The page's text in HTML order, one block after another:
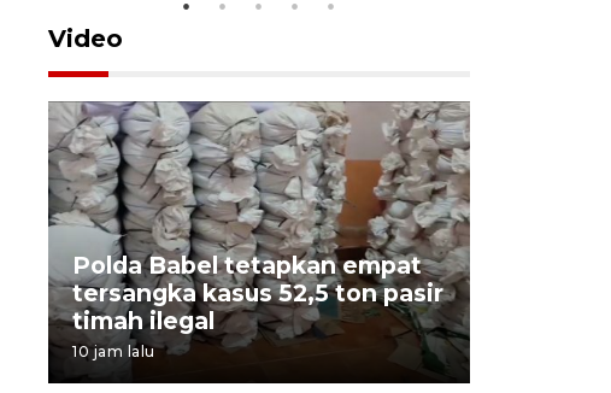
Video
Polda Babel tetapkan empat
tersangka kasus 52,5 ton pasir
timah ilegal
10 jam lalu